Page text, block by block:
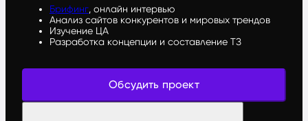
Брифинг, онлайн интервью
Анализ сайтов конкурентов и мировых трендов
Изучение ЦА
Разработка концепции и составление ТЗ
Обсудить проект